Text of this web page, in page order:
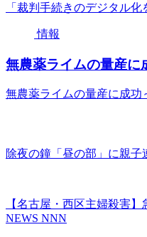
「裁判手続きのデジタル
情報
無農薬ライムの量産に
無農薬ライムの量産に成功
除夜の鐘「昼の部」に親子
【名古屋・西区主婦殺害
NEWS NNN